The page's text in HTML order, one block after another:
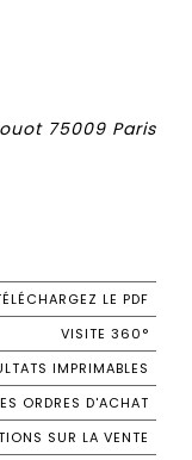
75009 Paris
LE PDF
VISITE 360°
IMPRIMABLES
ORDRES D'ACHAT
SUR LA VENTE